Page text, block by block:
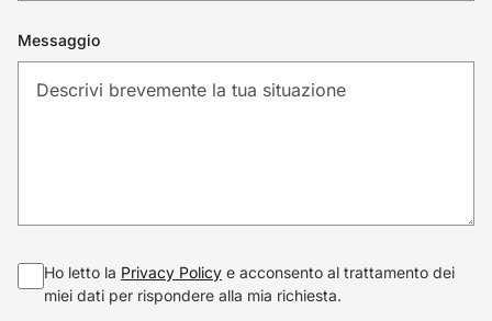
Messaggio
Ho letto la Privacy Policy e acconsento al trattamento dei
miei dati per rispondere alla mia richiesta.